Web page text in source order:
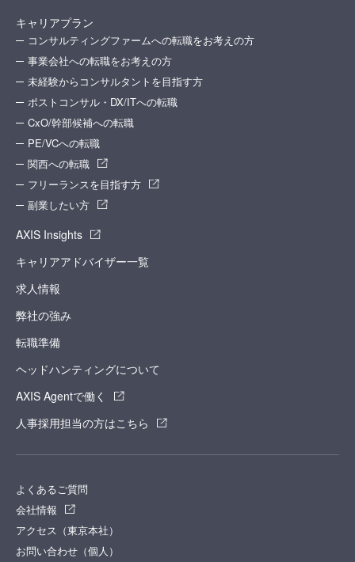
キャリアプラン
コンサルティングファームへの転職をお考えの方
事業会社への転職をお考えの方
未経験からコンサルタントを目指す方
ポストコンサル・DX/ITへの転職
CxO/幹部候補への転職
PE/VCへの転職
関西への転職
フリーランスを目指す方
副業したい方
AXIS Insights
キャリアアドバイザー一覧
求人情報
弊社の強み
転職準備
ヘッドハンティングについて
AXIS Agentで働く
人事採用担当の方はこちら
よくあるご質問
会社情報
アクセス（東京本社）
お問い合わせ（個人）